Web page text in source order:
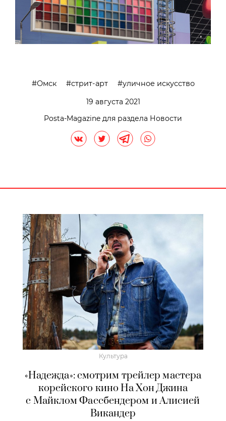
Омск стрит-арт
уличное искусство
19 августа 2021
Posta-Magazine для раздела Новости
Культура
«Надежда»: смотрим трейлер мастера
корейского кино На Хон Джина
с Майклом Фассбендером и Алисией
Викандер